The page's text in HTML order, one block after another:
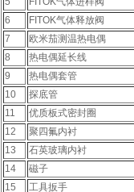
6
FITOK气体释放阀
7
欧米茄测温热电偶
8
热电偶延长线
9
热电偶套管
10
探底管
11
优质板式密封圈
12
聚四氟内衬
13
石英玻璃内衬
14
磁子
15
工具扳手